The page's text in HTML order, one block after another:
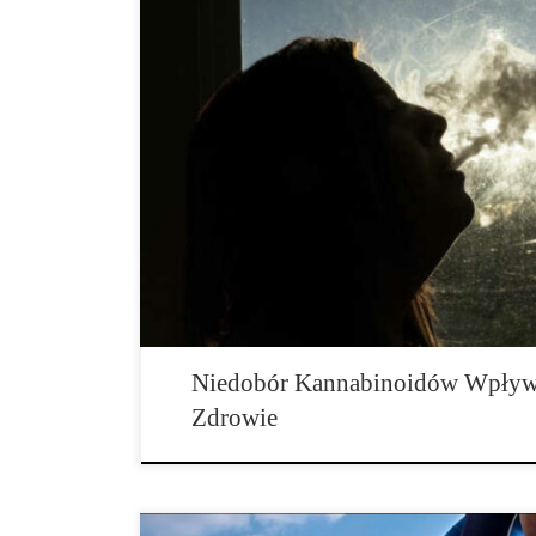
Konopie indyjskie mogą być stosowane w leczeniu
bezdechu sennego i depresji, żeby wymienić tylko
że konopie mogą być stosowane w profilaktyce
endokannabinoidów w organizmie. Nawet choroby
korzyści z suplementacji kannabinoidami poprzez
zastępowanie endokannabinoidów, które zostały
Niedobór Kannabinoidów
Zdrowie